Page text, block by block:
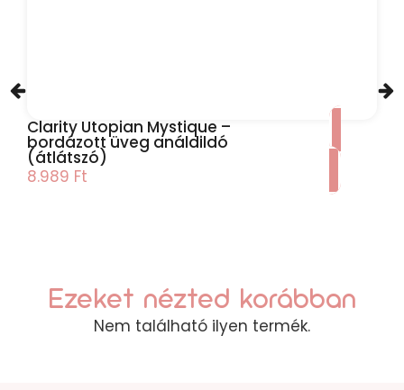
Clarity Utopian Mystique –
bordázott üveg análdildó
(átlátszó)
8.989 Ft
Ezeket nézted korábban
Nem található ilyen termék.